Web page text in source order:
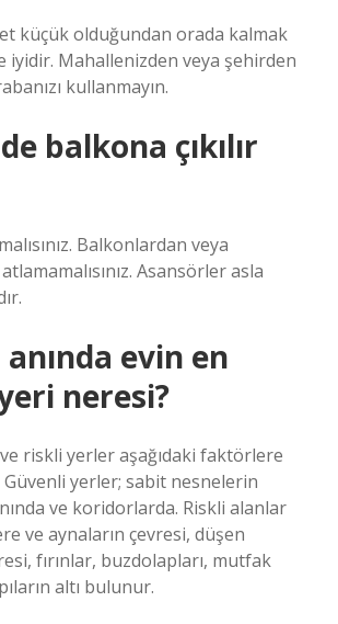
küçük olduğundan orada kalmak
iyidir. Mahallenizden veya şehirden
kullanmayın.
balkona çıkılır
Balkonlardan veya
Asansörler asla
evin en
neresi?
riskli yerler aşağıdaki faktörlere
yerler; sabit nesnelerin
ve koridorlarda. Riskli alanlar
ve aynaların çevresi, düşen
fırınlar, buzdolapları, mutfak
altı bulunur.